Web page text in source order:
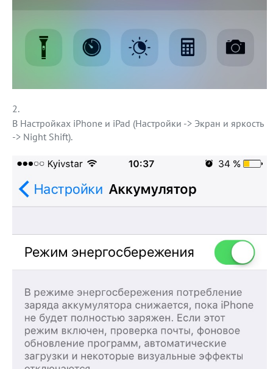
В Настройках iPhone и iPad (Настройки -> Экран и яркость
-> Night Shift).